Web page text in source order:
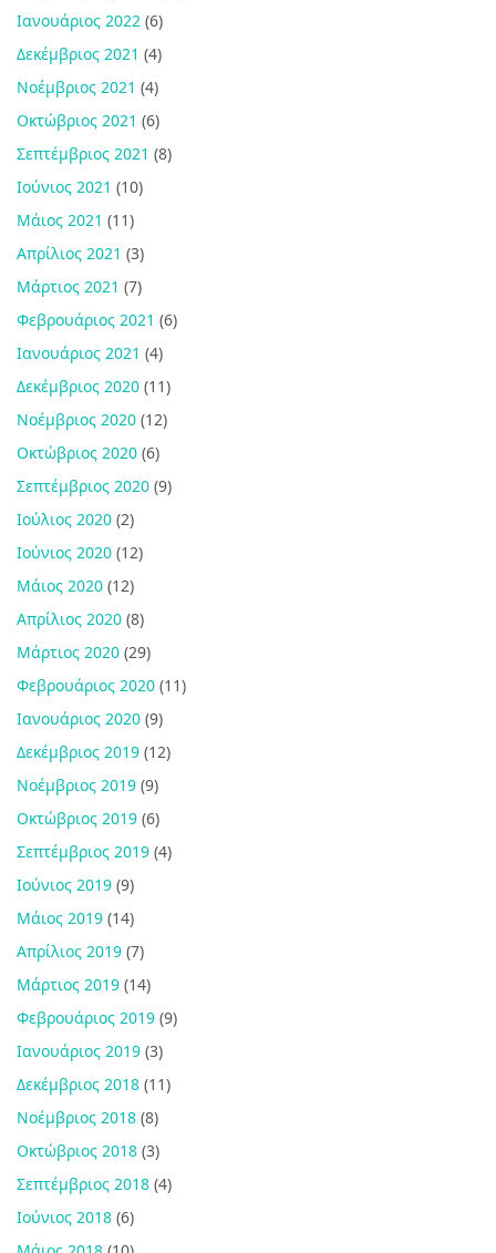
Ιανουάριος 2022 (6)
Δεκέμβριος 2021 (4)
Νοέμβριος 2021 (4)
Οκτώβριος 2021 (6)
Σεπτέμβριος 2021 (8)
Ιούνιος 2021 (10)
Μάιος 2021 (11)
Απρίλιος 2021 (3)
Μάρτιος 2021 (7)
Φεβρουάριος 2021 (6)
Ιανουάριος 2021 (4)
Δεκέμβριος 2020 (11)
Νοέμβριος 2020 (12)
Οκτώβριος 2020 (6)
Σεπτέμβριος 2020 (9)
Ιούλιος 2020 (2)
Ιούνιος 2020 (12)
Μάιος 2020 (12)
Απρίλιος 2020 (8)
Μάρτιος 2020 (29)
Φεβρουάριος 2020 (11)
Ιανουάριος 2020 (9)
Δεκέμβριος 2019 (12)
Νοέμβριος 2019 (9)
Οκτώβριος 2019 (6)
Σεπτέμβριος 2019 (4)
Ιούνιος 2019 (9)
Μάιος 2019 (14)
Απρίλιος 2019 (7)
Μάρτιος 2019 (14)
Φεβρουάριος 2019 (9)
Ιανουάριος 2019 (3)
Δεκέμβριος 2018 (11)
Νοέμβριος 2018 (8)
Οκτώβριος 2018 (3)
Σεπτέμβριος 2018 (4)
Ιούνιος 2018 (6)